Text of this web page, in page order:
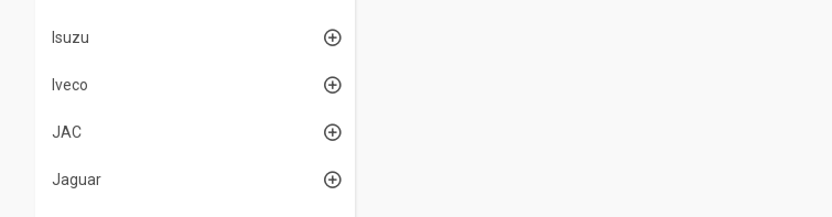
Isuzu
Iveco
JAC
Jaguar